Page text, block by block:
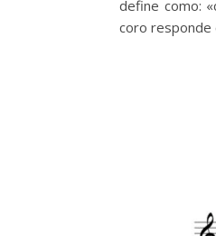
define como:
coro responde